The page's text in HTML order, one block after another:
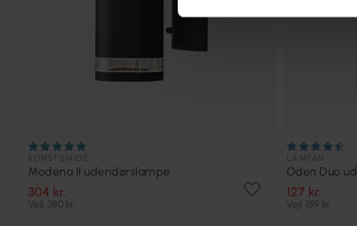
Modena II udendørslampe
304 kr.
Vejl. 380 kr.
Oden Duo
127 kr.
Vejl. 159 kr.